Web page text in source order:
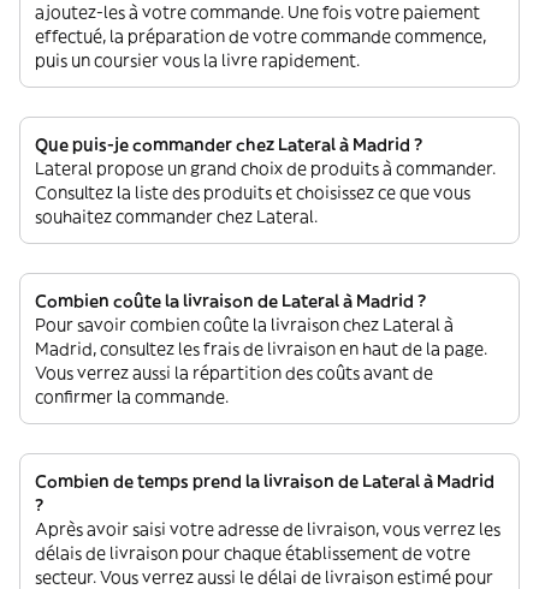
ajoutez-les à votre commande. Une fois votre paiement
effectué, la préparation de votre commande commence,
puis un coursier vous la livre rapidement.
Que puis-je commander chez Lateral à Madrid ?
Lateral propose un grand choix de produits à commander.
Consultez la liste des produits et choisissez ce que vous
souhaitez commander chez Lateral.
Combien coûte la livraison de Lateral à Madrid ?
Pour savoir combien coûte la livraison chez Lateral à
Madrid, consultez les frais de livraison en haut de la page.
Vous verrez aussi la répartition des coûts avant de
confirmer la commande.
Combien de temps prend la livraison de Lateral à Madrid
?
Après avoir saisi votre adresse de livraison, vous verrez les
délais de livraison pour chaque établissement de votre
secteur. Vous verrez aussi le délai de livraison estimé pour